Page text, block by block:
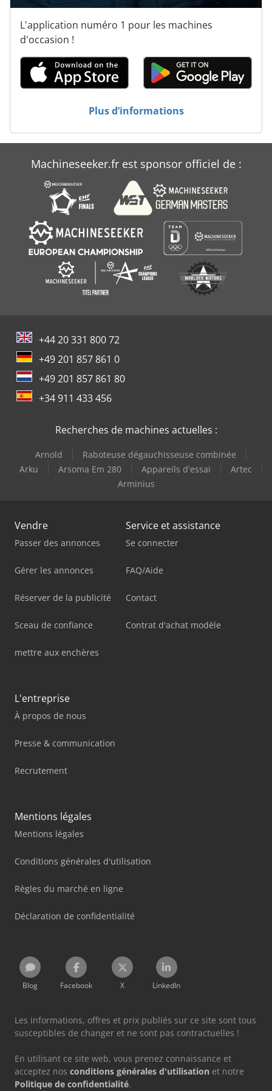
Production De Matériaux De Construction
Tour De La Gestion Des Eaux Pluviales
Tracteurs De Jardin
Véhicule De Travail
L'application numéro 1 pour les machines
d'occasion !
Plus d’informations
Machineseeker.fr est sponsor officiel de :
+44 20 331 800 72
+49 201 857 861 0
+49 201 857 861 80
+34 911 433 456
Recherches de machines actuelles :
Arnold
Raboteuse dégauchisseuse combinée
Arku
Arsoma Em 280 Appareils d'essai
Artec
Arminius
Vendre
Passer des annonces
Gérer les annonces
Réserver de la publicité
Sceau de confiance
mettre aux enchères
Service et assistance
Se connecter
FAQ/Aide
Contact
Contrat d'achat modèle
L'entreprise
À propos de nous
Presse & communication
Recrutement
Mentions légales
Mentions légales
Conditions générales d'utilisation
Règles du marché en ligne
Déclaration de confidentialité
Blog Facebook X LinkedIn
Les informations, offres et prix publiés sur ce site sont tous
susceptibles de changer et ne sont pas contractuelles !
En utilisant ce site web, vous prenez connaissance et
acceptez nos conditions générales d'utilisation et notre
Politique de confidentialité.